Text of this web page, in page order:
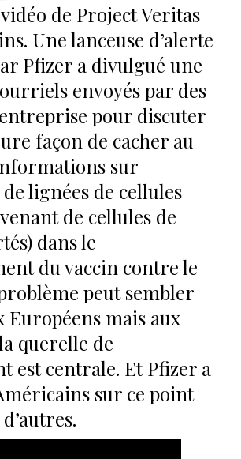
de Project Veritas
Une lanceuse d’alerte
Pfizer a divulgué une
envoyés par des
pour discuter
façon de cacher au
sur
lignées de cellules
de cellules de
dans le
du vaccin contre le
peut sembler
mais aux
querelle de
est centrale. Et Pfizer a
sur ce point